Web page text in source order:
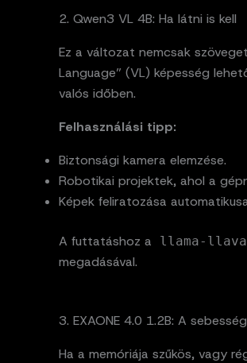
2. Qwen3 VL 4B: Ha látni is kell
Ez a változat nemcsak
Language” (VL) képesség
valós időben.
Felhasználási tipp:
Biztonsági kamera elemzése.
Robotikai projektek, ahol a
Képek feliratozása
A futtatáshoz a llama-
megadásával.
3. EXAONE 4.0 1.2B: A
Ha a memóriája szűkös, vagy